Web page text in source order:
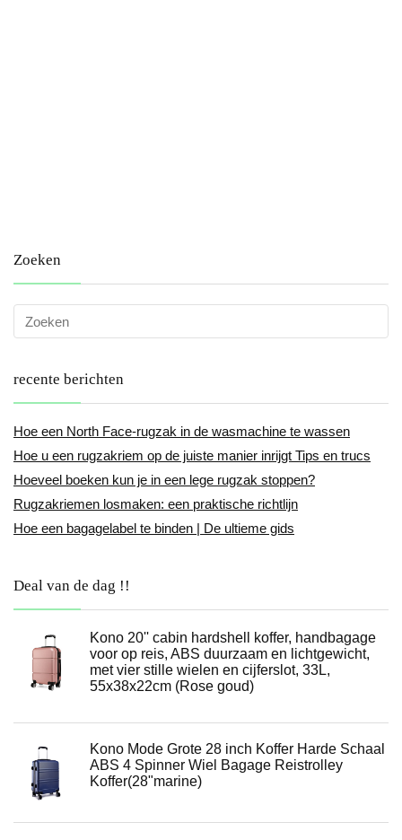
Zoeken
recente berichten
Hoe een North Face-rugzak in de wasmachine te wassen
Hoe u een rugzakriem op de juiste manier inrijgt Tips en trucs
Hoeveel boeken kun je in een lege rugzak stoppen?
Rugzakriemen losmaken: een praktische richtlijn
Hoe een bagagelabel te binden | De ultieme gids
Deal van de dag !!
Kono 20'' cabin hardshell koffer, handbagage
voor op reis, ABS duurzaam en lichtgewicht,
met vier stille wielen en cijferslot, 33L,
55x38x22cm (Rose goud)
Kono Mode Grote 28 inch Koffer Harde Schaal
ABS 4 Spinner Wiel Bagage Reistrolley
Koffer(28"marine)